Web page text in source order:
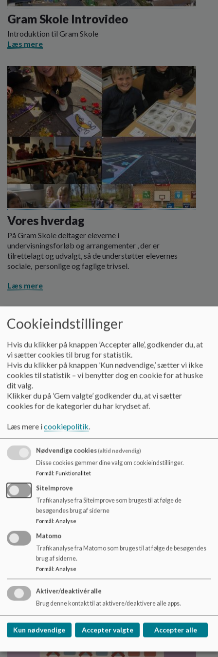
Gram Skole Introvideo
Introduktion til Gram Skole
Læs mere
Vores hverdag
På Gram Skole deltager eleverne i
undervisningsforløb og arrangementer , der er
tilrettelagt og udvalgt, så de understøtter elevernes
sociale, personlige og faglige trivsel. ​
Læs mere
Principper, politikker og
retningslinjer
Her kan du læse om Gram Skoles principper,
politikker og retningslinjer.
Læs mere
Cookieindstillinger
Hvis du klikker på knappen ’Accepter alle’, godkender du, at
vi sætter cookies til brug for statistik.
Hvis du klikker på knappen ’Kun nødvendige,’ sætter vi ikke
cookies til statistik – vi benytter dog en cookie for at huske
dit valg.
Klikker du på ’Gem valgte’ godkender du, at vi sætter
cookies for de kategorier du har krydset af.
Læs mere icookiepolitik.
Nødvendige cookies(altid nødvendig)
Disse cookies gemmer dine valg om cookieindstillinger.
Formål: Funktionalitet
SiteImprove
Trafikanalyse fra Siteimprove som bruges til at følge de
besøgendes brug af siderne
Formål: Analyse
Matomo
Trafikanalyse fra Matomo som bruges til at følge de besøgendes
brug af siderne.
Formål: Analyse
Aktiver/deaktivér alle
Brug denne kontakt til at aktivere/deaktivere alle apps.
Kun nødvendige Accepter valgte Accepter alle